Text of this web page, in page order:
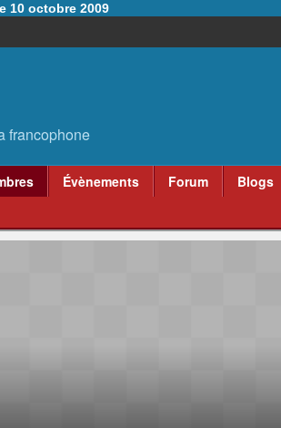
10 octobre 2009
Évènements Forum Blogs